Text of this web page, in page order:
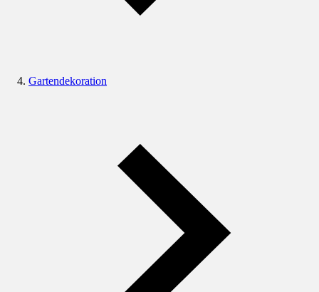
Gartendekoration